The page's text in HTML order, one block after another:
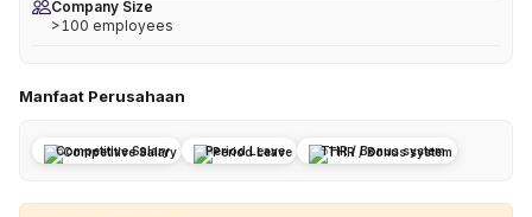
Company Size
>100 employees
Manfaat Perusahaan
Competitive Salary Period Leave THR / Bonus system